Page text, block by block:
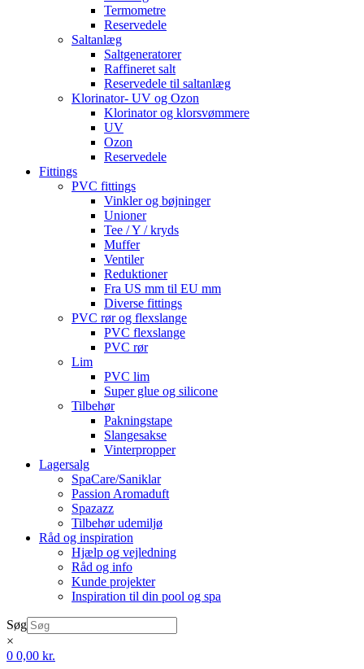
Termometre
Reservedele
Saltanlæg
Saltgeneratorer
Raffineret salt
Reservedele til saltanlæg
Klorinator- UV og Ozon
Klorinator og klorsvømmere
UV
Ozon
Reservedele
Fittings
PVC fittings
Vinkler og bøjninger
Unioner
Tee / Y / kryds
Muffer
Ventiler
Reduktioner
Fra US mm til EU mm
Diverse fittings
PVC rør og flexslange
PVC flexslange
PVC rør
Lim
PVC lim
Super glue og silicone
Tilbehør
Pakningstape
Slangesakse
Vinterpropper
Lagersalg
SpaCare/Saniklar
Passion Aromaduft
Spazazz
Tilbehør udemiljø
Råd og inspiration
Hjælp og vejledning
Råd og info
Kunde projekter
Inspiration til din pool og spa
Søg
×
0 0,00 kr.